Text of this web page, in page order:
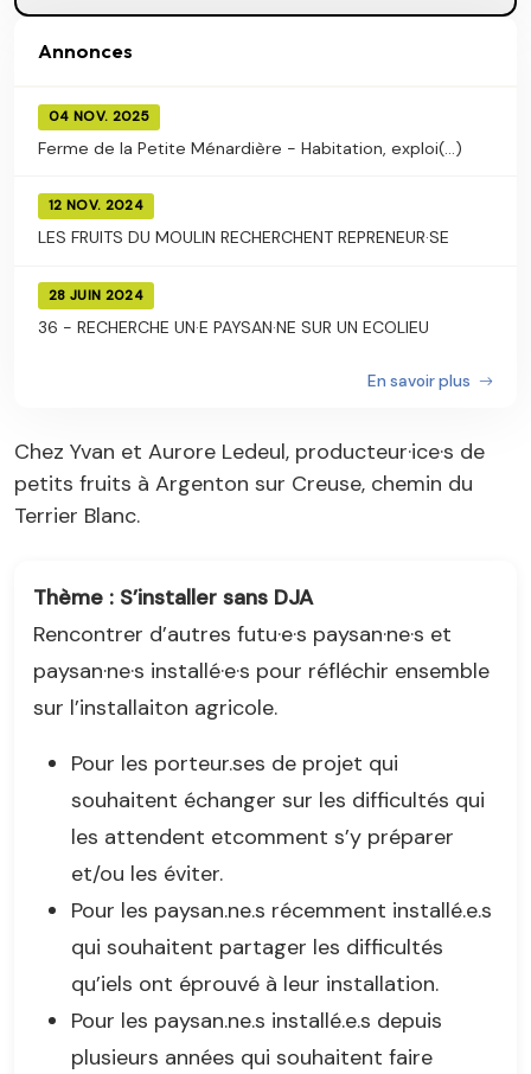
Annonces
04 NOV. 2025
Ferme de la Petite Ménardière - Habitation, exploi(...)
12 NOV. 2024
LES FRUITS DU MOULIN RECHERCHENT REPRENEUR·SE
28 JUIN 2024
36 - RECHERCHE UN·E PAYSAN·NE SUR UN ECOLIEU
En savoir plus
Chez Yvan et Aurore Ledeul, producteur·ice·s de
petits fruits à Argenton sur Creuse, chemin du
Terrier Blanc.
Thème : S’installer sans DJA
Rencontrer d’autres futu·e·s paysan·ne·s et
paysan·ne·s installé·e·s pour réfléchir ensemble
sur l’installaiton agricole.
Pour les porteur.ses de projet qui
souhaitent échanger sur les difficultés qui
les attendent etcomment s’y préparer
et/ou les éviter.
Pour les paysan.ne.s récemment installé.e.s
qui souhaitent partager les difficultés
qu’iels ont éprouvé à leur installation.
Pour les paysan.ne.s installé.e.s depuis
plusieurs années qui souhaitent faire